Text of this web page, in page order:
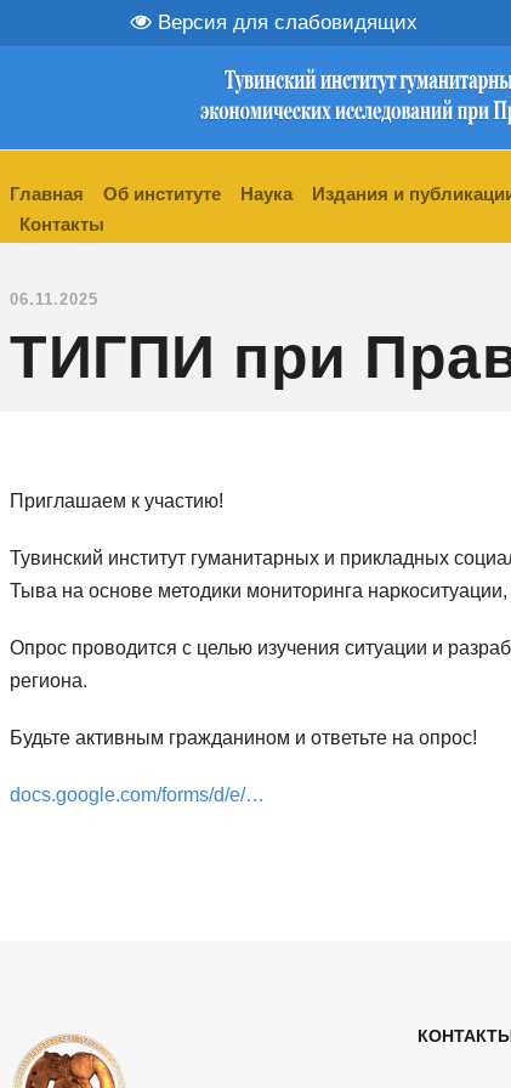
Версия для слабовидящих
Главная Об институте Наука Издания и
Контакты
06.11.2025
ТИГПИ при
Приглашаем к участию!
Тувинский институт гуманитарных и прикладных
Тыва на основе методики мониторинга
Опрос проводится с целью изучения ситуации и
региона.
Будьте активным гражданином и ответьте на опрос!
docs.google.com/forms/d/e/…